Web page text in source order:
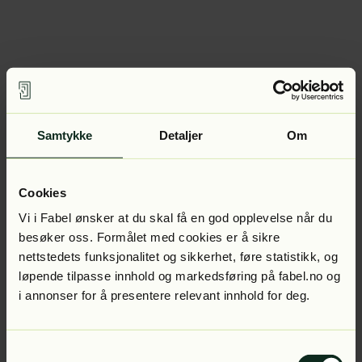
Samtykke Detaljer Om
Cookies
Vi i Fabel ønsker at du skal få en god opplevelse når du
besøker oss. Formålet med cookies er å sikre
nettstedets funksjonalitet og sikkerhet, føre statistikk, og
løpende tilpasse innhold og markedsføring på fabel.no og
i annonser for å presentere relevant innhold for deg.